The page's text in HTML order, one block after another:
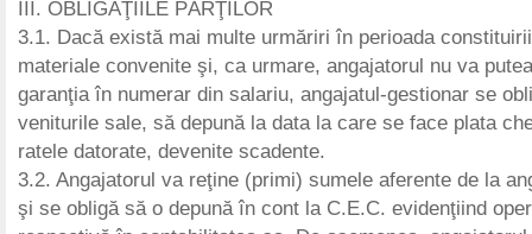
III. OBLIGAŢIILE PĂRŢILOR
3.1. Dacă există mai multe urmăriri în perioada
materiale convenite şi, ca urmare, angajatorul nu va
garanţia în numerar din salariu, angajatul-gestionar se
veniturile sale, să depună la data la care se face plata
ratele datorate, devenite scadente.
3.2. Angajatorul va reţine (primi) sumele aferente de la
şi se obligă să o depună în cont la C.E.C. evidenţiind